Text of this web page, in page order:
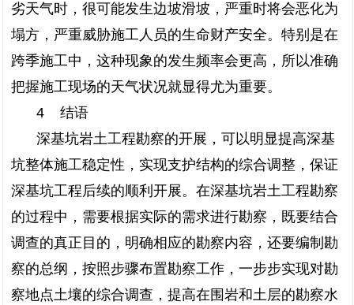
劣天气时，很可能发生边坡滑坡，严重时将会恶化为
塌方，严重威胁施工人员的生命财产安全。特别是在
跨季施工中，这种现象的发生频率会更高，所以准确
把握施工现场的天气状况就显得尤为重要。
4 结语
深基坑岩土工程勘察的开展，可以明显提高深基
坑整体施工稳定性，实现支护结构的综合调整，保证
深基坑工程后续的顺利开展。在深基坑岩土工程勘察
的过程中，需要根据实际的需求进行勘察，既要结合
调查的真正目的，明确相应的勘察内容，还要编制勘
察的总纲，按照步骤布置勘察工作，一步步实现对勘
察地点土壤的综合调查，提高在围岩和土层的勘察水